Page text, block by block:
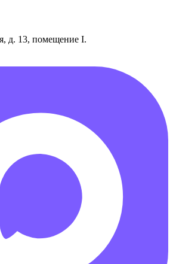
д. 13, помещение I.